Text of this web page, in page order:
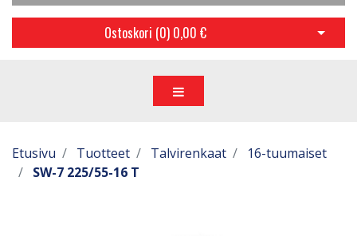
Ostoskori (0) 0,00 € Avaa
Etusivu Tuotteet Talvirenkaat
16-tuumaiset
SW-7 225/55-16 T